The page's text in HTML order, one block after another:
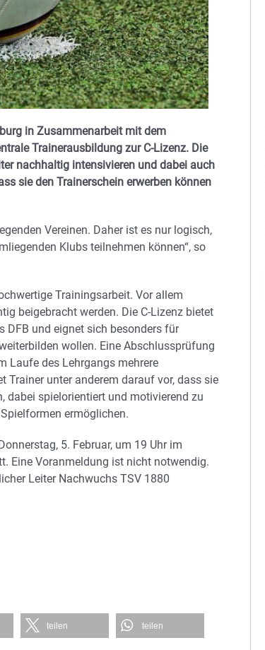
in Zusammenarbeit mit dem
Trainerausbildung zur C-Lizenz. Die
nachhaltig intensivieren und dabei auch
sie den Trainerschein erwerben können
Vereinen. Daher ist es nur logisch,
Klubs teilnehmen können“, so
Trainingsarbeit. Vor allem
beigebracht werden. Die C-Lizenz bietet
DFB und eignet sich besonders für
wollen. Eine Abschlussprüfung
Laufe des Lehrgangs mehrere
Trainer unter anderem darauf vor, dass sie
dabei spielorientiert und motivierend zu
ermöglichen.
5. Februar, um 19 Uhr im
Eine Voranmeldung ist nicht notwendig.
Leiter Nachwuchs TSV 1880
teilen teilen